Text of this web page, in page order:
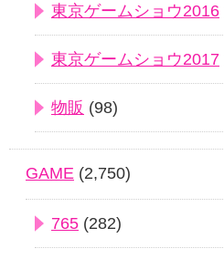
東京ゲームショウ2016
東京ゲームショウ2017
物販 (98)
GAME (2,750)
765 (282)